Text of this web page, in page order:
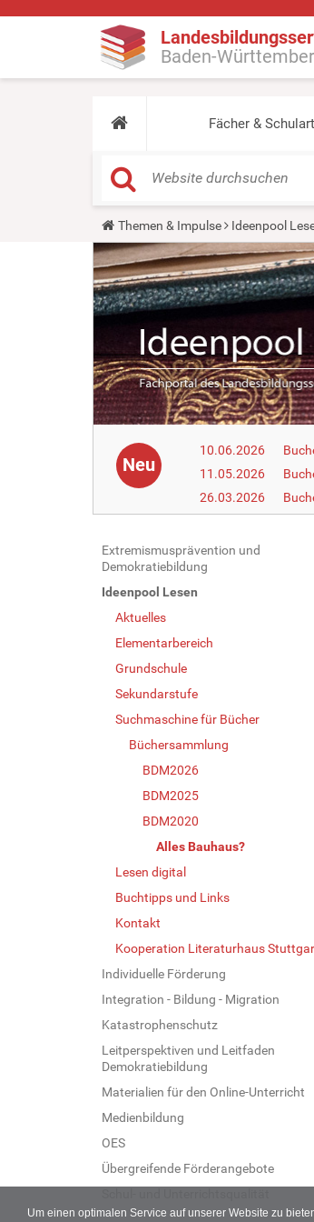
Um einen optimalen Service auf unserer Website zu
Baden-
Fächer &
Y
o
u
a
r
e
h
e
:
Themen & Impulse Ideenpool
Neu
10.06.2026
11.05.2026
26.03.2026
N
a
v
Extremismusprävention und
Demokratiebildung
Ideenpool Lesen
Aktuelles
Elementarbereich
Grundschule
Sekundarstufe
Suchmaschine für Bücher
Büchersammlung
BDM2026
BDM2025
BDM2020
Alles Bauhaus?
Lesen digital
Buchtipps und Links
Kontakt
Kooperation Literaturhaus
Individuelle Förderung
Integration - Bildung - Migration
Katastrophenschutz
Leitperspektiven und Leitfaden
Demokratiebildung
Materialien für den Online-Unterricht
Medienbildung
OES
Übergreifende Förderangebote